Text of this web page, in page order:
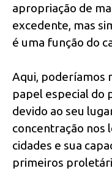
apropriação de
excedente, mas
é uma função do
Aqui, poderíamos
papel especial do
devido ao seu
concentração nos
cidades e sua
primeiros